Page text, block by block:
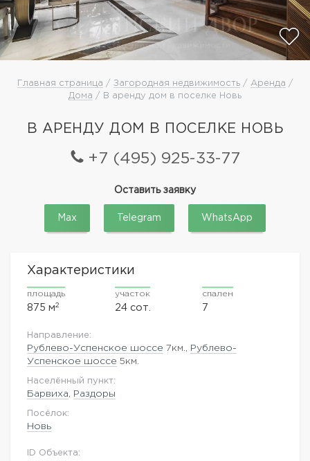
Главная страница / Загородная недвижимость/ Аренда /
Дома / В аренду дом в поселке Новь
В АРЕНДУ ДОМ В ПОСЕЛКЕ НОВЬ
+7 (495) 925-33-77
Оставить заявку
Max Telegram WhatsApp
Характеристики
площадь
875 м2
участок
24 сот.
спален
7
Направление:
Рублево-Успенское шоссе 7км.,
Рублево-
Успенское шоссе 5км.
Населённый пункт:
Барвиха Раздоры
Посёлок:
Новь
ID Объекта: